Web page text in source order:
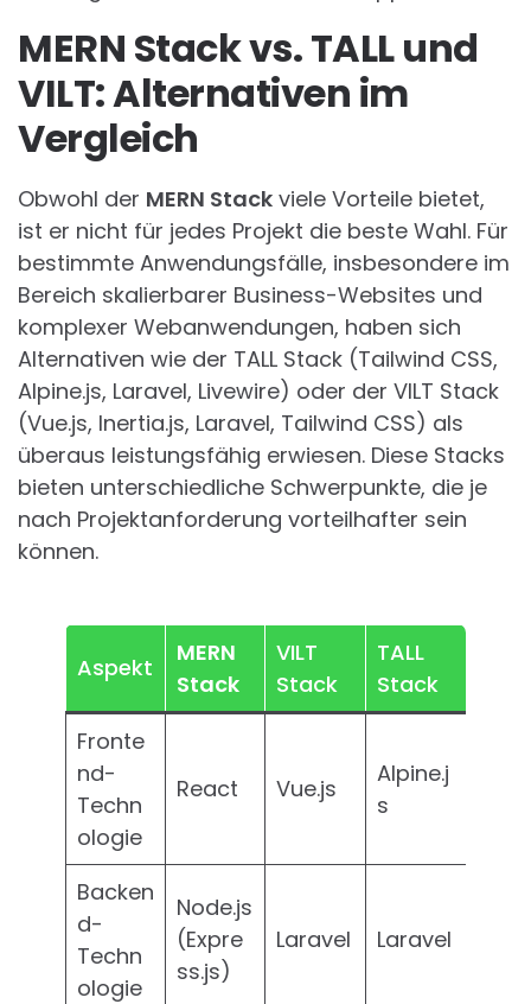
MERN Stack vs. TALL und
VILT: Alternativen im
Vergleich
Obwohl der MERN Stack viele Vorteile bietet,
ist er nicht für jedes Projekt die beste Wahl. Für
bestimmte Anwendungsfälle, insbesondere im
Bereich skalierbarer Business-Websites und
komplexer Webanwendungen, haben sich
Alternativen wie der TALL Stack (Tailwind CSS,
Alpine.js, Laravel, Livewire) oder der VILT Stack
(Vue.js, Inertia.js, Laravel, Tailwind CSS) als
überaus leistungsfähig erwiesen. Diese Stacks
bieten unterschiedliche Schwerpunkte, die je
nach Projektanforderung vorteilhafter sein
können.
Aspekt
MERN
Stack
VILT
Stack
TALL
Stack
Fronte
nd-
Techn
ologie
React Vue.js
Alpine.j
s
Backen
d-
Techn
ologie
Node.js
(Expre
ss.js)
Laravel Laravel